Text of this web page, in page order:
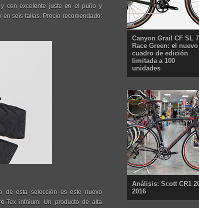
con excelente juste en el puño y
seis tallas. Precio recomendado:
de esta selección es este nuevo
Tex infnium. Un producto de alta
Canyon Grail CF SL 7
Race Green: el nuevo
cuadro de edición
limitada a 100
unidades
Análisis: Scott CR1
2016